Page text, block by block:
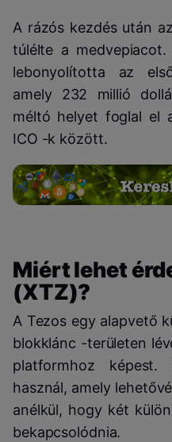
A rázós kezdés után
túlélte a medvepiacot.
lebonyolította az
amely 232 millió
méltó helyet foglal el
ICO -k között.
Miért lehet
(XTZ)?
A Tezos egy alapvető
blokklánc -területen
platformhoz képest.
használ, amely
anélkül, hogy két
bekapcsolódnia.